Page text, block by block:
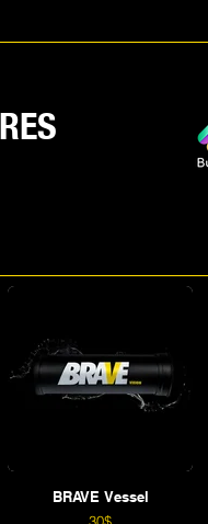
BRAVE Vessel